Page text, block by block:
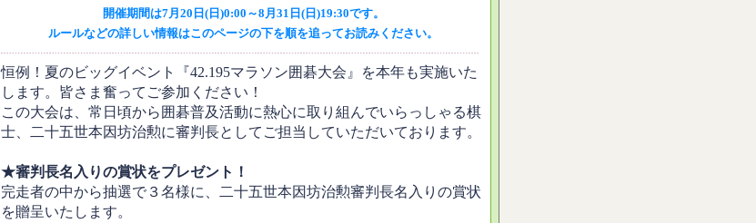
開催期間は7月20日(日)0:00～8月31日(日)19:30です。
ルールなどの詳しい情報はこのページの下を順を追ってお読みください。
恒例！夏のビッグイベント『42.195マラソン囲碁大会』を本年も実施いた
します。皆さま奮ってご参加ください！
この大会は、常日頃から囲碁普及活動に熱心に取り組んでいらっしゃる棋
士、二十五世本因坊治勲に審判長としてご担当していただいております。
★審判長名入りの賞状をプレゼント！
完走者の中から抽選で３名様に、二十五世本因坊治勲審判長名入りの賞状
を贈呈いたします。